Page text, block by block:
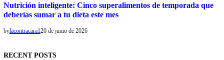
Nutrición inteligente: Cinco superalimentos de temporada que
deberías sumar a tu dieta este mes
bylacontracara120 de junio de 2026
RECENT POSTS